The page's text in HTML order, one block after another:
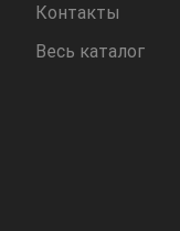
Контакты
Весь каталог